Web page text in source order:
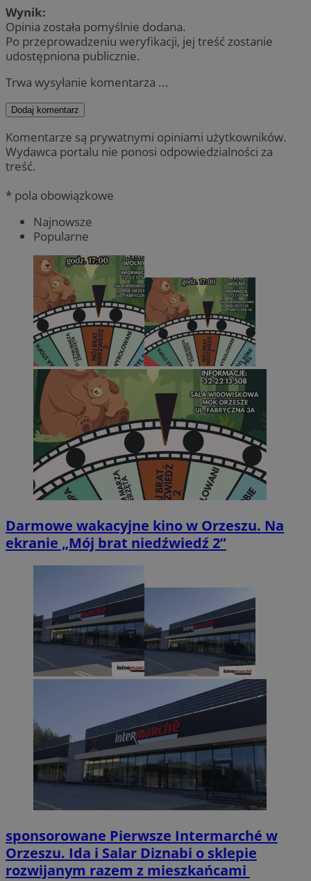
Wynik:
Opinia została pomyślnie dodana.
Po przeprowadzeniu weryfikacji, jej treść zostanie
udostępniona publicznie.
Trwa wysyłanie komentarza ...
Dodaj komentarz
Komentarze są prywatnymi opiniami użytkowników.
Wydawca portalu nie ponosi odpowiedzialności za
treść.
* pola obowiązkowe
Najnowsze
Popularne
Darmowe wakacyjne kino w Orzeszu. Na
ekranie „Mój brat niedźwiedź 2”
sponsorowane Pierwsze Intermarché w
Orzeszu. Ida i Salar Diznabi o sklepie
rozwijanym razem z mieszkańcami